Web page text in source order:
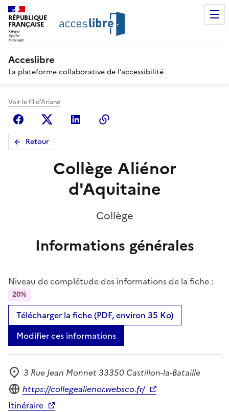
RÉPUBLIQUE
FRANÇAISE
Acceslibre
La plateforme collaborative de l’accessibilité
Voir le fil d'Ariane
FacebookX (anciennement Twitter)
Linkedin
Retour
Collège Aliénor
d'Aquitaine
Collège
Informations générales
Niveau de complétude des informations de la fiche :
20%
Télécharger la fiche (PDF, environ 35 Ko)
Modifier ces informations
Adresse
3 Rue Jean Monnet 33350 Castillon-la-Bataille
Site internet
https://collegealienor.websco.fr/
Itinéraire